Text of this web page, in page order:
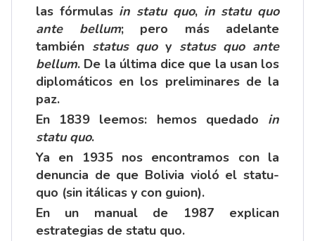
las fórmulas in statu quo,in statu quo
ante bellum; pero más adelante
también status quoy status quo ante
bellum. De la última dice que la usan los
diplomáticos en los preliminares de la
paz.
En 1839 leemos: hemos quedado in
statu quo.
Ya en 1935 nos encontramos con la
denuncia de que Bolivia violó el statu-
quo (sin itálicas y con guion).
En un manual de 1987 explican
estrategias de statu quo.